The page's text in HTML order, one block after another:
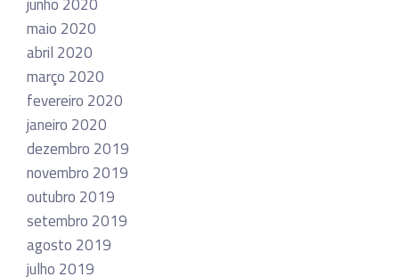
junho 2020
maio 2020
abril 2020
março 2020
fevereiro 2020
janeiro 2020
dezembro 2019
novembro 2019
outubro 2019
setembro 2019
agosto 2019
julho 2019